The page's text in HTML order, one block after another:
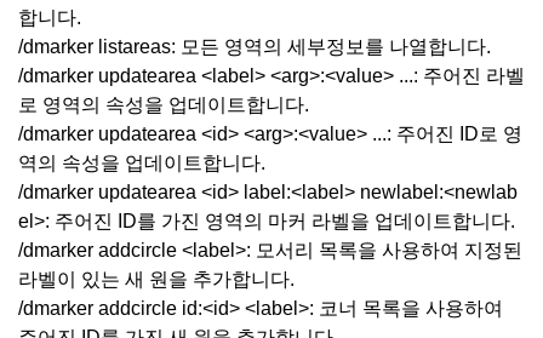
합니다.
/dmarker listareas: 모든 영역의 세부정보를 나열합니다.
/dmarker updatearea <label> <arg>:<value> ...: 주어진 라벨
로 영역의 속성을 업데이트합니다.
/dmarker updatearea <id> <arg>:<value> ...: 주어진 ID로 영
역의 속성을 업데이트합니다.
/dmarker updatearea <id> label:<label> newlabel:<newlab
el>: 주어진 ID를 가진 영역의 마커 라벨을 업데이트합니다.
/dmarker addcircle <label>: 모서리 목록을 사용하여 지정된
라벨이 있는 새 원을 추가합니다.
/dmarker addcircle id:<id> <label>: 코너 목록을 사용하여